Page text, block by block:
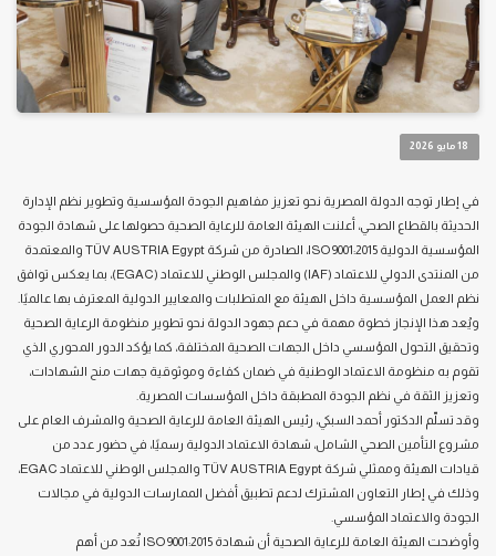
18 مايو 2026
في إطار توجه الدولة المصرية نحو تعزيز مفاهيم الجودة المؤسسية وتطوير نظم الإدارة
الحديثة بالقطاع الصحي، أعلنت الهيئة العامة للرعاية الصحية حصولها على شهادة الجودة
المؤسسية الدولية ISO 9001:2015، الصادرة من شركة TÜV AUSTRIA Egypt والمعتمدة
من المنتدى الدولي للاعتماد (IAF) والمجلس الوطني للاعتماد (EGAC)، بما يعكس توافق
نظم العمل المؤسسية داخل الهيئة مع المتطلبات والمعايير الدولية المعترف بها عالميًا.
ويُعد هذا الإنجاز خطوة مهمة في دعم جهود الدولة نحو تطوير منظومة الرعاية الصحية
وتحقيق التحول المؤسسي داخل الجهات الصحية المختلفة، كما يؤكد الدور المحوري الذي
تقوم به منظومة الاعتماد الوطنية في ضمان كفاءة وموثوقية جهات منح الشهادات،
وتعزيز الثقة في نظم الجودة المطبقة داخل المؤسسات المصرية.
وقد تسلّم الدكتور أحمد السبكي، رئيس الهيئة العامة للرعاية الصحية والمشرف العام على
مشروع التأمين الصحي الشامل، شهادة الاعتماد الدولية رسميًا، في حضور عدد من
قيادات الهيئة وممثلي شركة TÜV AUSTRIA Egypt والمجلس الوطني للاعتماد EGAC،
وذلك في إطار التعاون المشترك لدعم تطبيق أفضل الممارسات الدولية في مجالات
الجودة والاعتماد المؤسسي.
وأوضحت الهيئة العامة للرعاية الصحية أن شهادة ISO 9001:2015 تُعد من أهم